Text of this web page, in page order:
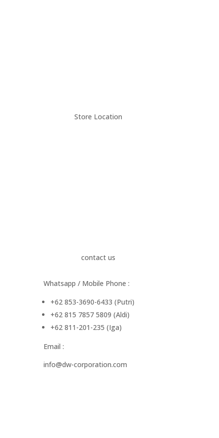
Store Location
contact us
Whatsapp / Mobile Phone :
+62 853-3690-6433 (Putri)
+62 815 7857 5809 (Aldi)
+62 811-201-235 (Iga)
Email :
info@dw-corporation.com